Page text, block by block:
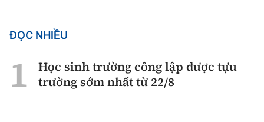
ĐỌC NHIỀU
Học sinh trường công lập được tựu
trường sớm nhất từ 22/8